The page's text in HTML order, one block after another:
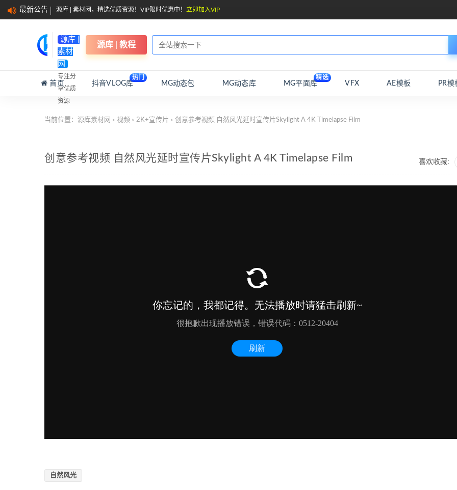
最新公告 源库 | 素材网，精选优质资源！VIP限时优惠中！ 立即加入VIP
源库 |
素材
网
专注分
享优质
资源
源库 | 教程
首页 抖音VLOG库
热门
MG动态包 MG动态库 MG平面库
精选
VFX AE模板 PR模
当前位置： 源库素材网 > 视频 > 2K+宣传片 > 创意参考视频 自然风光延时宣传片Skylight A 4K Timelapse Film
喜欢收藏:
创意参考视频 自然风光延时宣传片Skylight A 4K Timelapse Film
自然风光